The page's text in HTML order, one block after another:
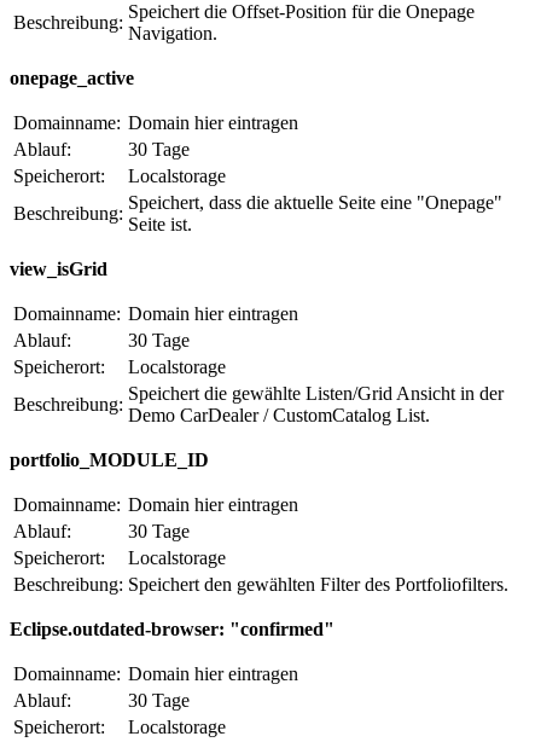
Beschreibung:
Speichert die Offset-Position für die Onepage
Navigation.
onepage_active
Domainname: Domain hier eintragen
Ablauf:
30 Tage
Speicherort:
Localstorage
Beschreibung:
Speichert, dass die aktuelle Seite eine "Onepage"
Seite ist.
view_isGrid
Domainname: Domain hier eintragen
Ablauf:
30 Tage
Speicherort:
Localstorage
Beschreibung:
Speichert die gewählte Listen/Grid Ansicht in der
Demo CarDealer / CustomCatalog List.
portfolio_MODULE_ID
Domainname: Domain hier eintragen
Ablauf:
30 Tage
Speicherort:
Localstorage
Beschreibung: Speichert den gewählten Filter des Portfoliofilters.
Eclipse.outdated-browser: "confirmed"
Domainname: Domain hier eintragen
Ablauf:
30 Tage
Speicherort:
Localstorage